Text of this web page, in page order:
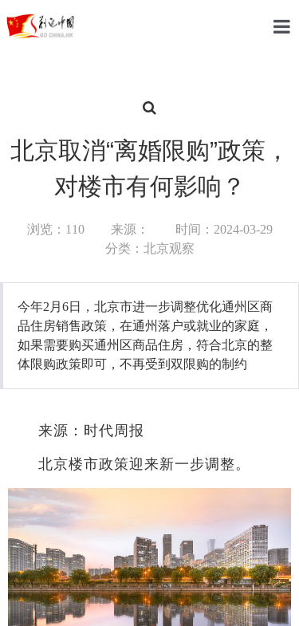
体育
科技
社会
健康
娱乐
北京取消“离婚限购”政策，
对楼市有何影响？
浏览：110 来源：
时间：2024-03-29
分类：北京观察
今年2月6日，北京市进一步调整优化通州区商
品住房销售政策，在通州落户或就业的家庭，
如果需要购买通州区商品住房，符合北京的整
体限购政策即可，不再受到双限购的制约
来源：时代周报
北京楼市政策迎来新一步调整。